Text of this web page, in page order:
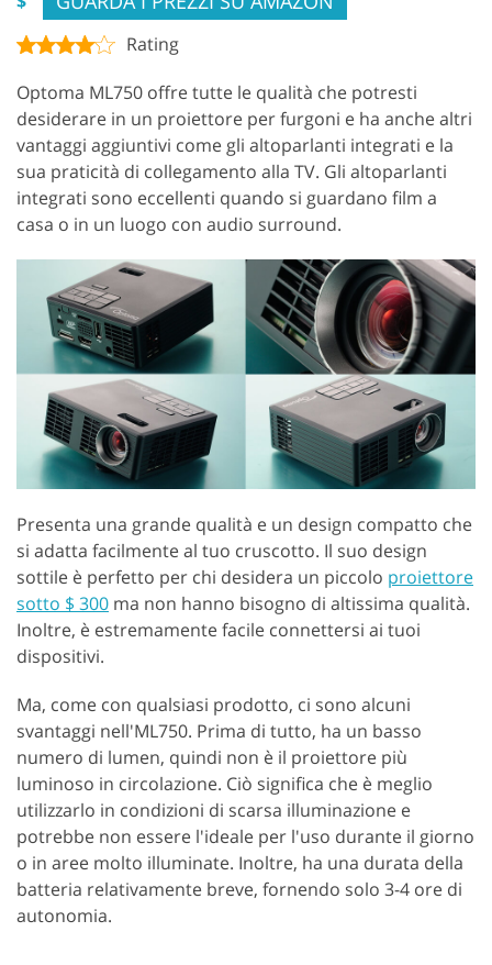
Rating
Optoma ML750 offre tutte le qualità che potresti
desiderare in un proiettore per furgoni e ha anche altri
vantaggi aggiuntivi come gli altoparlanti integrati e la
sua praticità di collegamento alla TV. Gli altoparlanti
integrati sono eccellenti quando si guardano film a
casa o in un luogo con audio surround.
Presenta una grande qualità e un design compatto che
si adatta facilmente al tuo cruscotto. Il suo design
sottile è perfetto per chi desidera un piccolo proiettore
sotto $ 300 ma non hanno bisogno di altissima qualità.
Inoltre, è estremamente facile connettersi ai tuoi
dispositivi.
Ma, come con qualsiasi prodotto, ci sono alcuni
svantaggi nell'ML750. Prima di tutto, ha un basso
numero di lumen, quindi non è il proiettore più
luminoso in circolazione. Ciò significa che è meglio
utilizzarlo in condizioni di scarsa illuminazione e
potrebbe non essere l'ideale per l'uso durante il giorno
o in aree molto illuminate. Inoltre, ha una durata della
batteria relativamente breve, fornendo solo 3-4 ore di
autonomia.